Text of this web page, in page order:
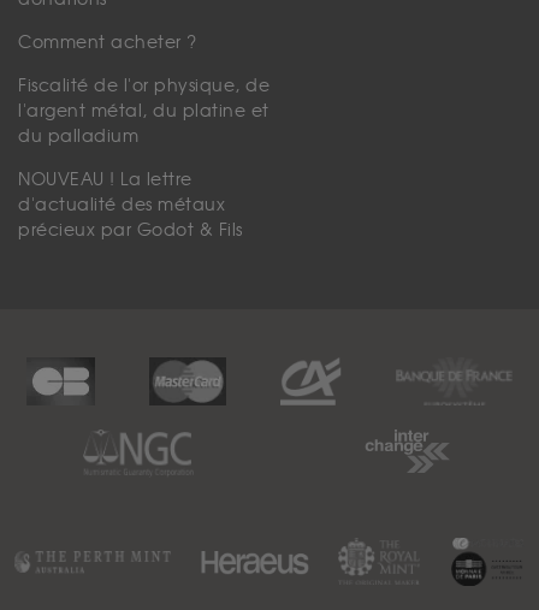
Comment acheter ?
Fiscalité de l'or physique, de
l'argent métal, du platine et
du palladium
NOUVEAU ! La lettre
d'actualité des métaux
précieux par Godot & Fils